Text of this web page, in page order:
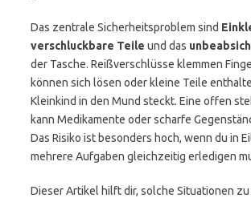
Das zentrale Sicherheitsproblem sind
verschluckbare Teile und das
der Tasche. Reißverschlüsse klemmen
können sich lösen oder kleine Teile
Kleinkind in den Mund steckt. Eine offen
kann Medikamente oder scharfe
Das Risiko ist besonders hoch, wenn du in
mehrere Aufgaben gleichzeitig erledigen
Dieser Artikel hilft dir, solche Situationen zu